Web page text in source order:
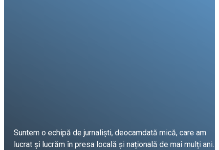
Suntem o echipă de jurnaliști, deocamdată mică, care am
lucrat și lucrăm în presa locală și națională de mai mulți ani.